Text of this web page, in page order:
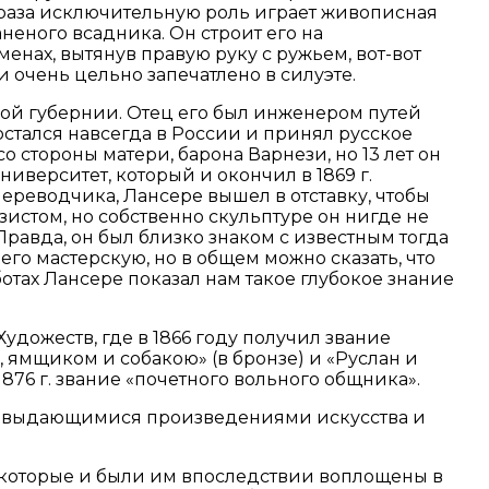
исключительную роль играет живописная
всадника. Он строит его на
вытянув правую руку с ружьем, вот-вот
цельно запечатлено в силуэте.
губернии. Отец его был инженером путей
навсегда в России и принял русское
матери, барона Варнези, но 13 лет он
который и окончил в 1869 г.
Лансере вышел в отставку, чтобы
но собственно скульптуре он нигде не
он был близко знаком с известным тогда
мастерскую, но в общем можно сказать, что
Лансере показал нам такое глубокое знание
где в 1866 году получил звание
и собакою» (в бронзе) и «Руслан и
г. звание «почетного вольного общника».
выдающимися произведениями искусства и
и были им впоследствии воплощены в